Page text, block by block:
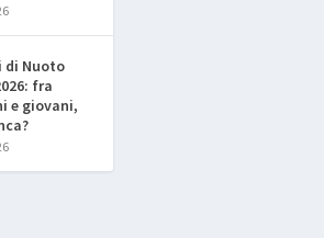
di Nuoto
fra
e giovani,